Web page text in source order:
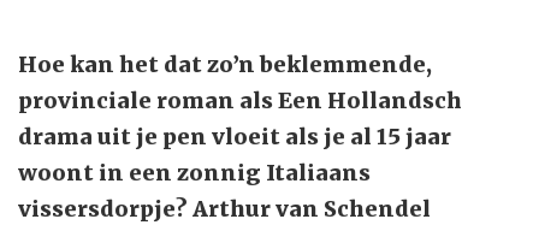
Hoe kan het dat zo’n beklemmende,
provinciale roman als Een Hollandsch
drama uit je pen vloeit als je al 15 jaar
woont in een zonnig Italiaans
vissersdorpje? Arthur van Schendel